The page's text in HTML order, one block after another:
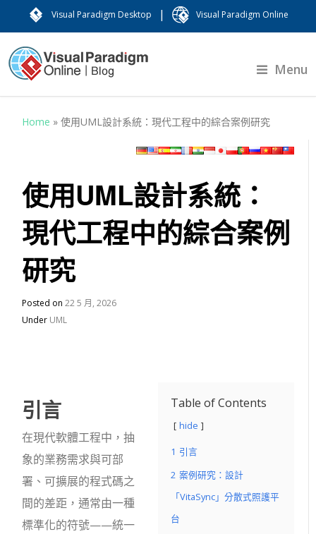
Visual Paradigm Desktop | Visual Paradigm Online
Menu
Home »使用UML設計系統：現代工程中的綜合案例研究
使用UML設計系統：
現代工程中的綜合案例
研究
Posted on22 5 月, 2026
Under UML
Table of Contents
hide
1 引言
2 案例研究：設計
「VitaSync」分散式照護平
台
引言
在現代軟體工程中，抽
象的業務需求與可部
署、可擴展的程式碼之
間的差距，通常由一種
標準化的符號——統一